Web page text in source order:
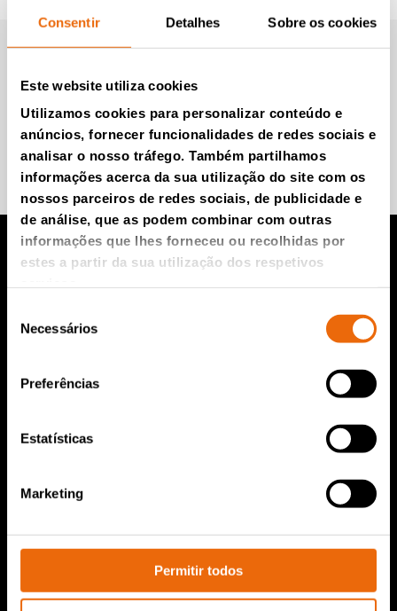
Consentir Detalhes Sobre os cookies
Este website utiliza cookies
Utilizamos cookies para personalizar conteúdo e
anúncios, fornecer funcionalidades de redes sociais e
analisar o nosso tráfego. Também partilhamos
informações acerca da sua utilização do site com os
nossos parceiros de redes sociais, de publicidade e
de análise, que as podem combinar com outras
informações que lhes forneceu ou recolhidas por
estes a partir da sua utilização dos respetivos
deNecessários
Preferências
Estatísticas
Marketing
Permitir todos
inglês)
Participe e saiba mais.
Compactador para aterro da TANA
Peneira de discos TANA
Serviços e Vendas
Peças de reposição TANA